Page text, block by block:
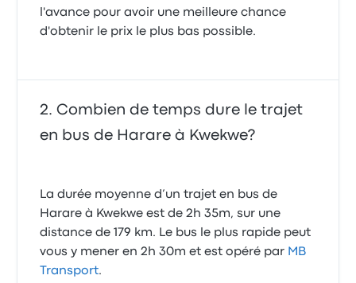
l'avance pour avoir une meilleure chance
d'obtenir le prix le plus bas possible.
Combien de temps dure le trajet
en bus de Harare à Kwekwe?
La durée moyenne d’un trajet en bus de
Harare à Kwekwe est de 2h 35m, sur une
distance de 179 km. Le bus le plus rapide peut
vous y mener en 2h 30m et est opéré par MB
Transport.